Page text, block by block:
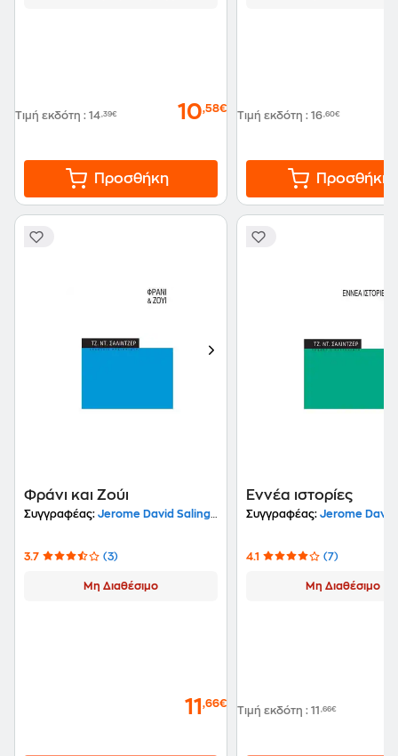
Τιμή εκδότη : 14,39€ 10,58€
Προσθήκη
Τιμή εκδότη : 16,60€
Προσθήκη
Φράνι και Ζούι
Συγγραφέας: Jerome David Salinger
3.7 (3)
Μη Διαθέσιμο
11 ,66€
Εννέα ιστορίες
Συγγραφέας: Jerome David
4.1 (7)
Μη Διαθέσιμο
Τιμή εκδότη : 11,66€